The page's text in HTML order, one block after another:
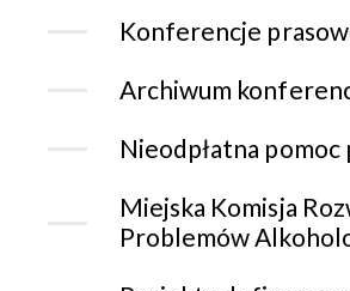
Konferencje
Archiwum
Nieodpłatna pomoc
Miejska Komisja
Problemów